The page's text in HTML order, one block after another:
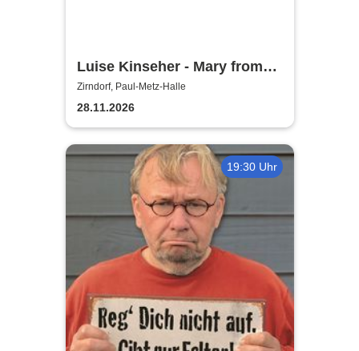
Luise Kinseher - Mary from
Bavary - Endlich Solo!
Zirndorf, Paul-Metz-Halle
28.11.2026
19:30 Uhr